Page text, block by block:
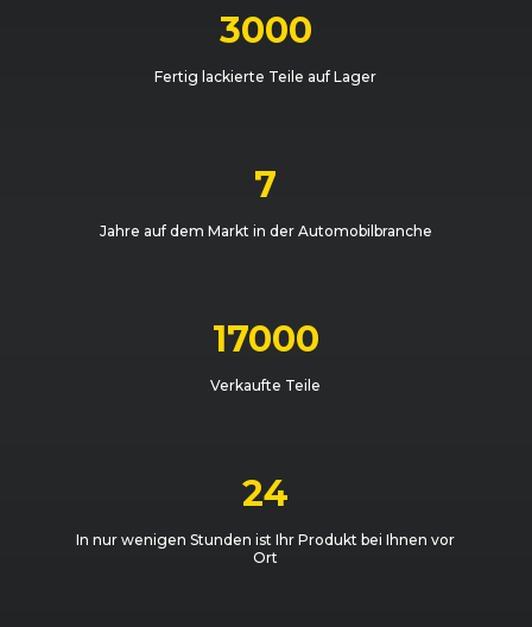
3000
Fertig lackierte Teile auf Lager
7
Jahre auf dem Markt in der Automobilbranche
17000
Verkaufte Teile
24
In nur wenigen Stunden ist Ihr Produkt bei Ihnen vor
Ort